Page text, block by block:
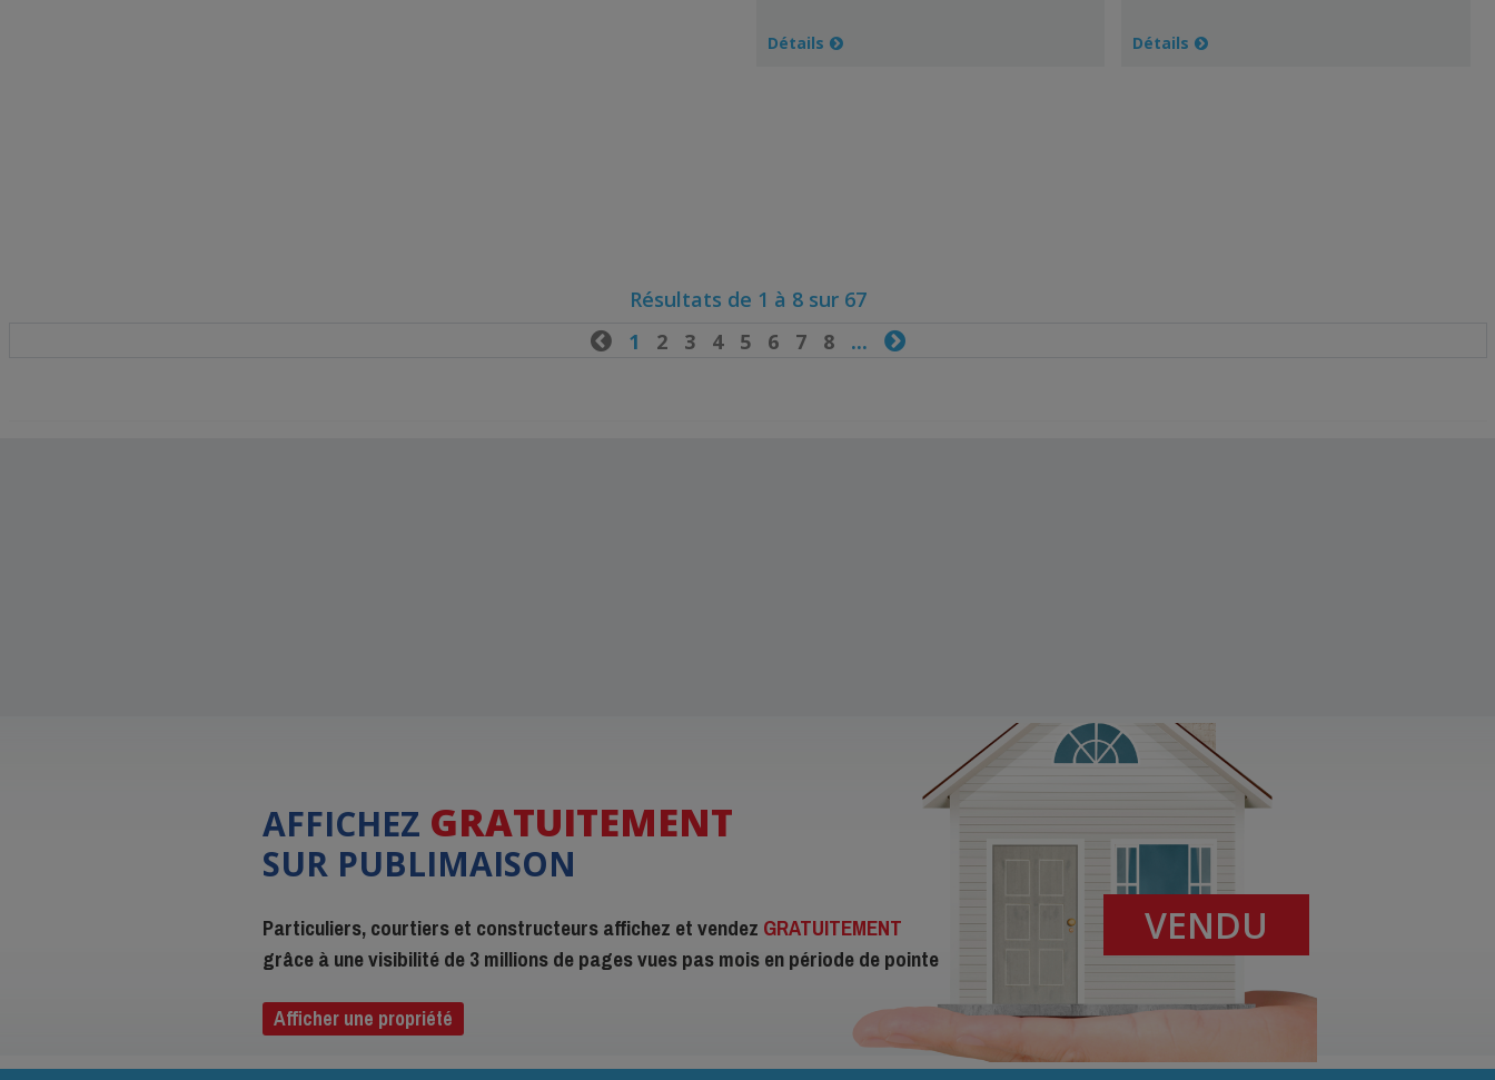
Détails Détails
Résultats de 1 à 8 sur 67
1 2 3 4 5 6 7 8... 
AFFICHEZ GRATUITEMENT
SUR PUBLIMAISON
Particuliers, courtiers et constructeurs affichez et vendez GRATUITEMENT
grâce à une visibilité de 3 millions de pages vues pas mois en période de pointe
Afficher une propriété
VENDU